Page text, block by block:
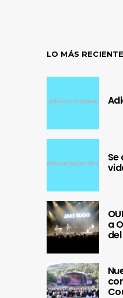
LO MÁS RECIENTE
Se
a